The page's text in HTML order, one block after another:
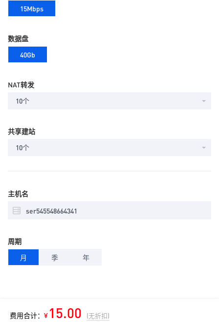
15Mbps
数据盘
40Gb
NAT转发
10个
共享建站
10个
主机名
周期
月
季 年
费用合计： ¥ 15.00 (无折扣)